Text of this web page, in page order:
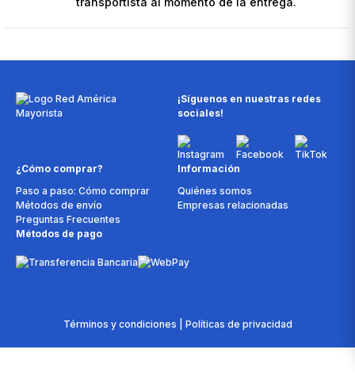
¡Síguenos en nuestras redes
sociales!
¿Cómo comprar?
Paso a paso: Cómo comprar
Métodos de envío
Preguntas Frecuentes
Información
Quiénes somos
Empresas relacionadas
Métodos de pago
Términos y condiciones | Políticas de privacidad